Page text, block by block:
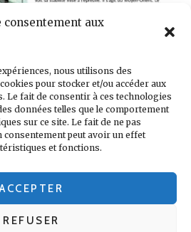
consentement aux
nous utilisons des
pour stocker et/ou accéder aux
Le fait de consentir à ces technologies
données telles que le comportement
sur ce site. Le fait de ne pas
peut avoir un effet
et fonctions.
ACCEPTER
REFUSER